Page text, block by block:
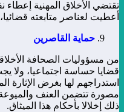
تقتضي الأخلاق المهنية
أعطيت لعناصر متابعته
حماية القاصرين
من مسؤوليات الصحافة
قضايا حساسة اجتماعيا، ولا
استدراجهم لها بغرض الإثارة
مصورة تتضمن العنف والميوعة
ذلك إخلالا بأحكام هذا الميثاق.